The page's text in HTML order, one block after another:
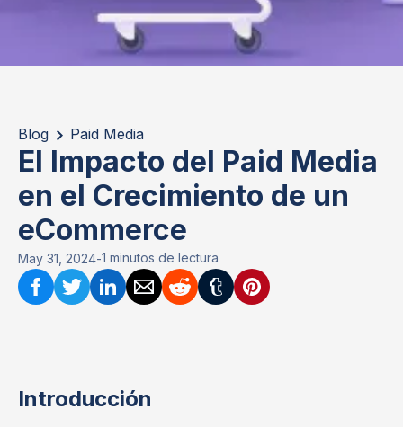
Blog Paid Media
El Impacto del Paid Media
en el Crecimiento de un
eCommerce
May 31, 2024-1 minutos de lectura
Introducción